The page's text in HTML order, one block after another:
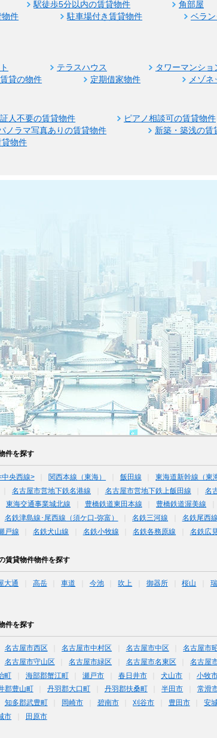
駅徒歩5分以内の賃貸物件
角部屋
物件
駐車場付き賃貸物件
ベラ
テラスハウス タワーマンショ
貸の物件 定期借家物件 メゾネ
人不要の賃貸物件 ピアノ相談可の賃貸物件
ノラマ写真ありの賃貸物件
新築・築浅の賃
貸物件
件を探す
中央西線> 関西本線（東海） 飯田線 東海道新幹線（東
名古屋市営地下鉄名港線 名古屋市営地下鉄上飯田線
名
東海交通事業城北線 豊橋鉄道東田本線 豊橋鉄道渥美線
名鉄津島線･尾西線（須ケ口-弥富） 名鉄三河線 名鉄尾西
戸線 名鉄犬山線 名鉄小牧線 名鉄各務原線 名鉄広
賃貸物件物件を探す
大通 高岳 車道 今池 吹上 御器所 桜山
件を探す
名古屋市西区 名古屋市中村区 名古屋市中区 名古屋市
名古屋市守山区 名古屋市緑区 名古屋市名東区 名古屋
町 海部郡蟹江町 瀬戸市 春日井市 犬山市 小牧
郡豊山町 丹羽郡大口町 丹羽郡扶桑町 半田市 常滑
知多郡武豊町 岡崎市 碧南市 刈谷市 豊田市 安
市 田原市